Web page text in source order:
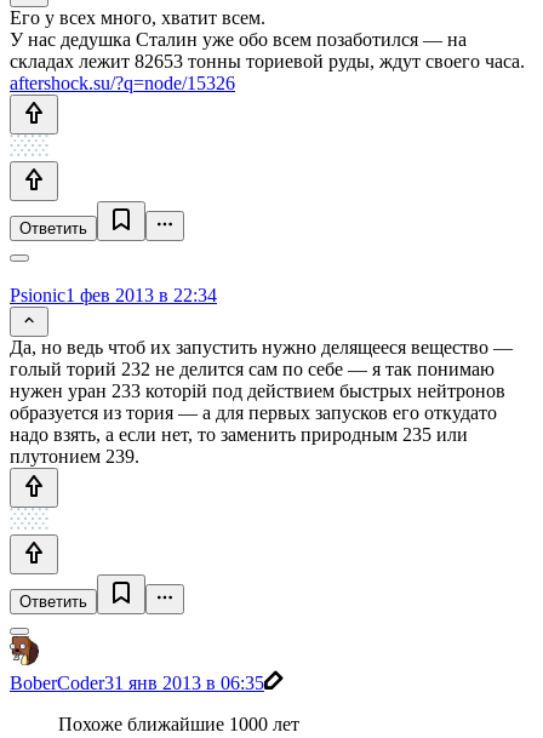
Его у всех много, хватит всем.
У нас дедушка Сталин уже обо всем позаботился — на
складах лежит 82653 тонны ториевой руды, ждут своего часа.
aftershock.su/?q=node/15326
Ответить
Psionic1 фев 2013 в 22:34
Да, но ведь чтоб их запустить нужно делящееся вещество —
голый торий 232 не делится сам по себе — я так понимаю
нужен уран 233 которій под действием быстрых нейтронов
образуется из тория — а для первых запусков его откудато
надо взять, а если нет, то заменить природным 235 или
плутонием 239.
Ответить
BoberCoder31 янв 2013 в 06:35
Похоже ближайшие 1000 лет